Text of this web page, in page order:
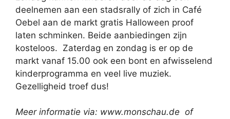
deelnemen aan een stadsrally of zich in Café
Oebel aan de markt gratis Halloween proof
laten schminken. Beide aanbiedingen zijn
kosteloos. Zaterdag en zondag is er op de
markt vanaf 15.00 ook een bont en afwisselend
kinderprogramma en veel live muziek.
Gezelligheid troef dus!
Meer informatie via: www.monschau.de of